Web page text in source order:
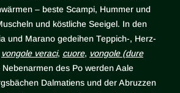
– beste Scampi, Hummer und
und köstliche Seeigel. In den
und Marano gedeihen Teppich-, Herz-
vongole veraci, cuore, vongole (dure
Nebenarmen des Po werden Aale
Dalmatiens und der Abruzzen